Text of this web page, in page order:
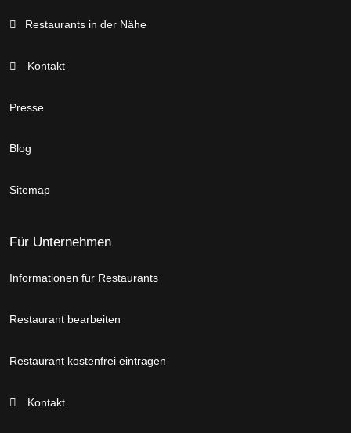
Restaurants in der Nähe
Kontakt
Presse
Blog
Sitemap
Für Unternehmen
Informationen für Restaurants
Restaurant bearbeiten
Restaurant kostenfrei eintragen
Kontakt